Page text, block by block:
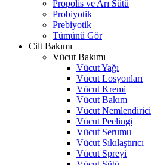
Propolis ve Arı Sütü
Probiyotik
Prebiyotik
Tümünü Gör
Cilt Bakımı
Vücut Bakımı
Vücut Yağı
Vücut Losyonları
Vücut Kremi
Vücut Bakım
Vücut Nemlendirici
Vücut Peelingi
Vücut Serumu
Vücut Sıkılaştırıcı
Vücut Spreyi